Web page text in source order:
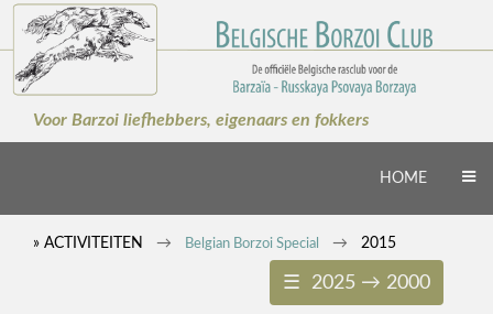
Voor Barzoi liefhebbers, eigenaars en fokkers
HOME
» ACTIVITEITEN Belgian Borzoi Special 2015
☰ 2025 → 2000